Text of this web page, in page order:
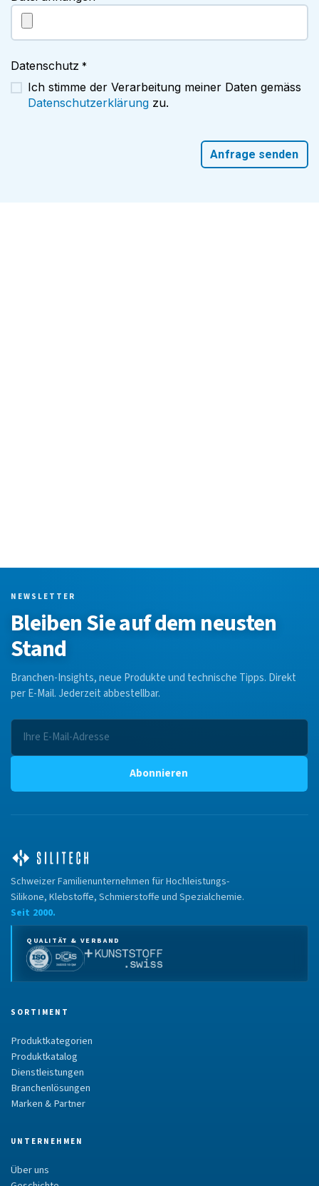
Datenschutz *
Ich stimme der Verarbeitung meiner Daten gemäss
Datenschutzerklärung zu.
Anfrage senden
NEWSLETTER
Bleiben Sie auf dem neusten
Stand
Branchen-Insights, neue Produkte und technische Tipps. Direkt
per E-Mail. Jederzeit abbestellbar.
Abonnieren
Schweizer Familienunternehmen für Hochleistungs-
Silikone, Klebstoffe, Schmierstoffe und Spezialchemie.
Seit 2000.
QUALITÄT & VERBAND
SORTIMENT
Produktkategorien
Produktkatalog
Dienstleistungen
Branchenlösungen
Marken & Partner
UNTERNEHMEN
Über uns